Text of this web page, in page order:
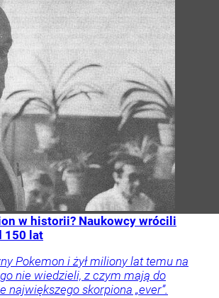
w historii? Naukowcy wrócili
150 lat
Pokemon i żył miliony lat temu na
nie wiedzieli, z czym mają do
największego skorpiona „ever”.